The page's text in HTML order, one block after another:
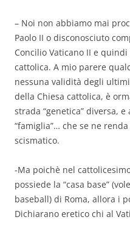
– Noi non abbiamo mai
Paolo II o disconosciuto
Concilio Vaticano II e
cattolica. A mio parere
nessuna validità degli
della Chiesa cattolica, è
strada “genetica” diversa,
“famiglia”… che se ne
scismatico.
-Ma poichè nel
possiede la “casa base”
baseball) di Roma, allora i
Dichiarano eretico chi al